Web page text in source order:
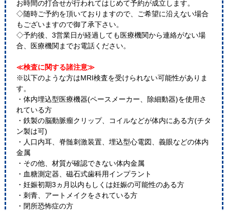
お時間の打合せが行われてはじめて予約が成立します。
◇随時ご予約を頂いておりますので、ご希望に沿えない場合
もございますので御了承下さい。
◇予約後、3営業日が経過しても医療機関から連絡がない場
合、医療機関までお電話ください。
≪検査に関する諸注意≫
※以下のような方はMRI検査を受けられない可能性がありま
す。
・体内埋込型医療機器(ペースメーカー、除細動器)を使用さ
れている方
・鉄製の脳動脈瘤クリップ、コイルなどが体内にある方(チタ
ン製は可)
・人口内耳、脊髄刺激装置、埋込型心電図、義眼などの体内
金属
・その他、材質が確認できない体内金属
・血糖測定器、磁石式歯科用インプラント
・妊娠初期3ヵ月以内もしくは妊娠の可能性のある方
・刺青、アートメイクをされている方
・閉所恐怖症の方